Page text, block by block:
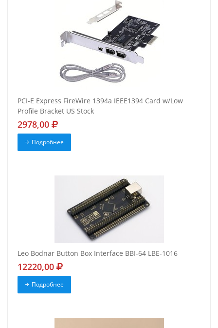
PCI-E Express FireWire 1394a IEEE1394 Card w/Low
Profile Bracket US Stock
2978,00
Подробнее
Leo Bodnar Button Box Interface BBI-64 LBE-1016
12220,00
Подробнее